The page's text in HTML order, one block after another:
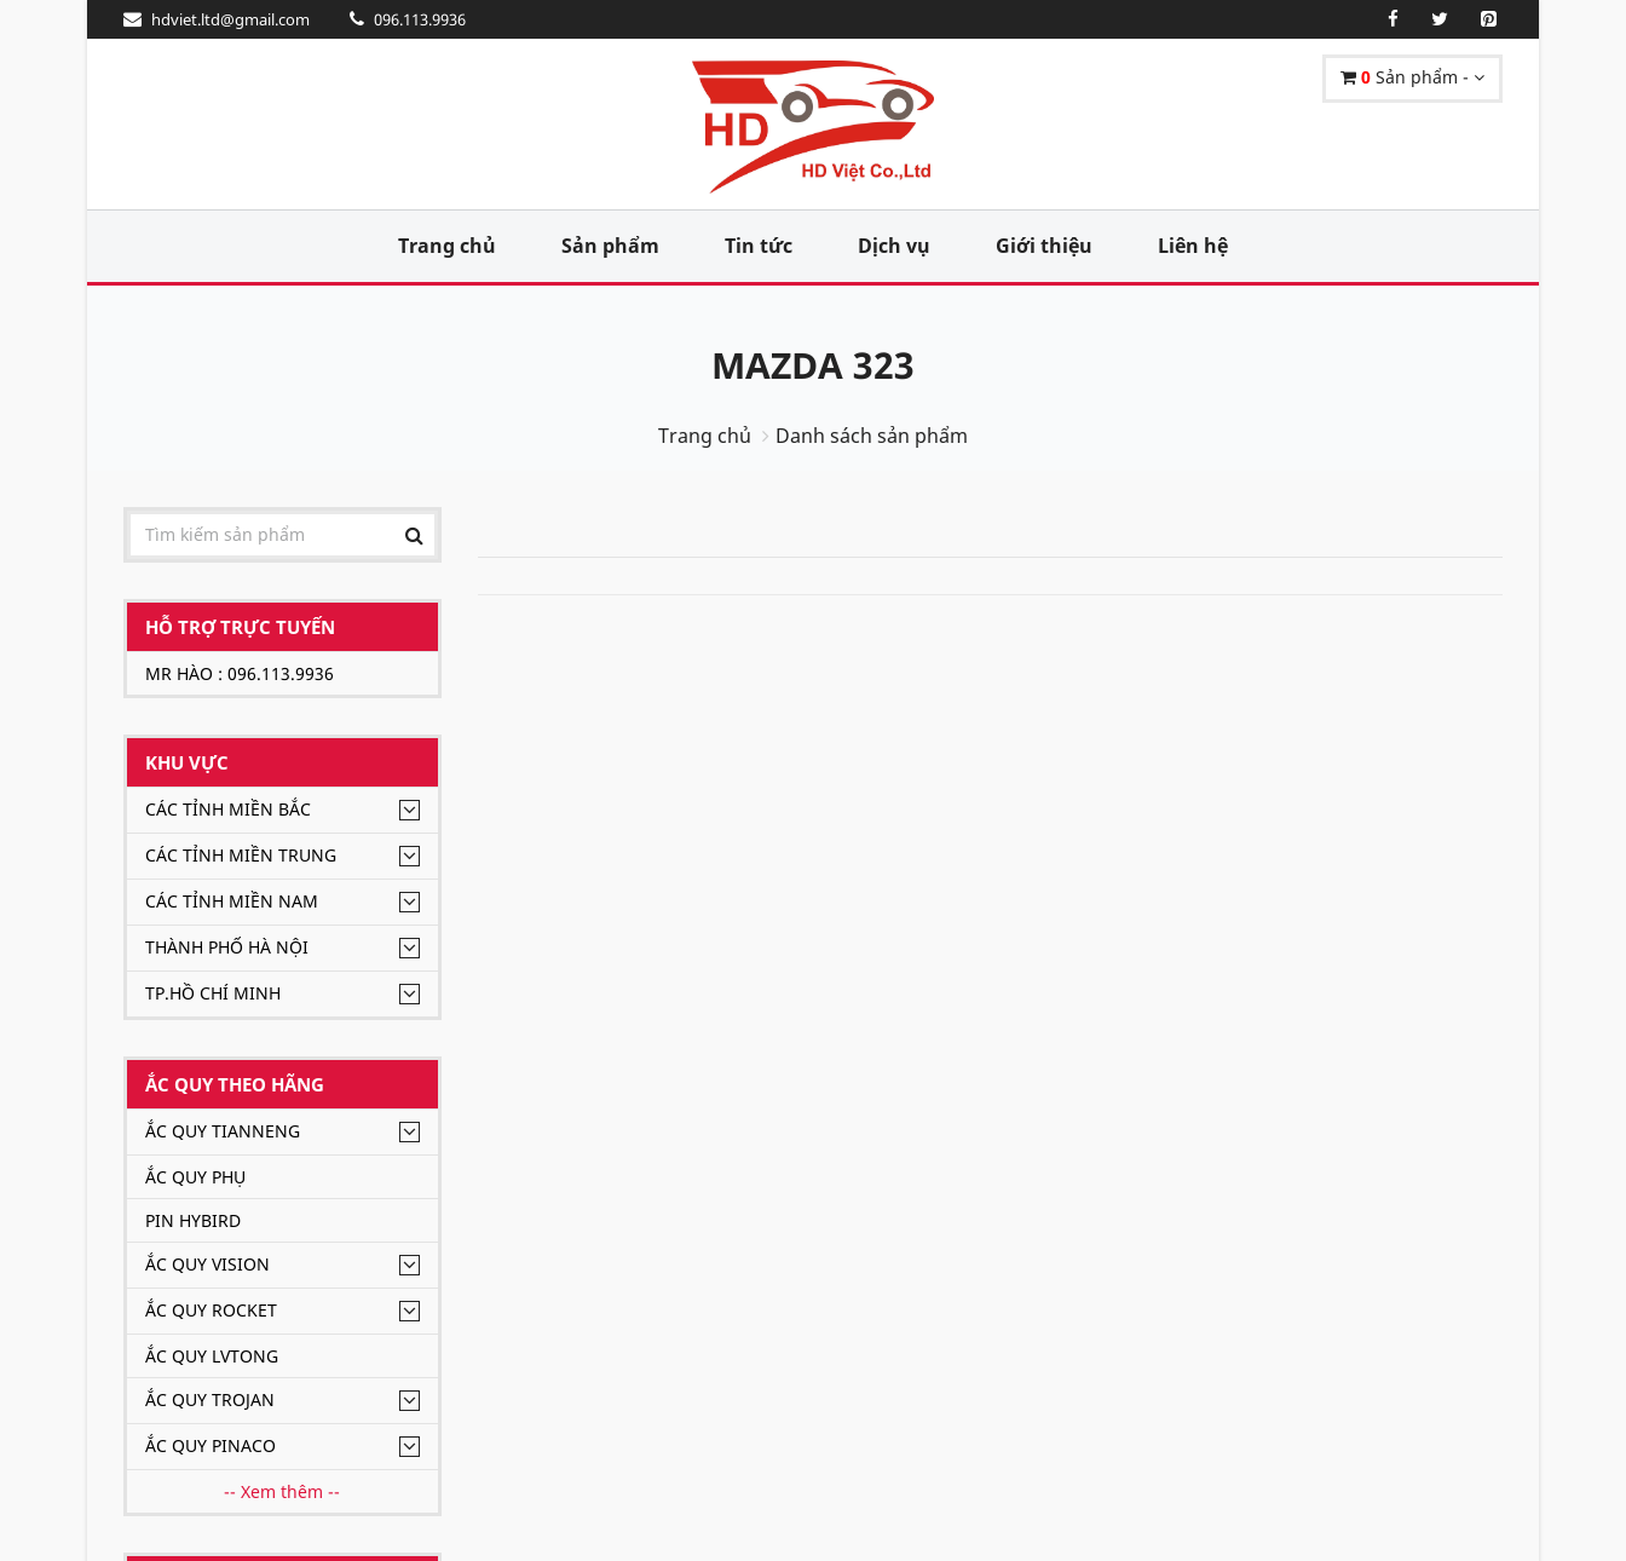
hdviet.ltd@gmail.com 096.113.9936
0 Sản phẩm -
Trang chủ Sản phẩm Tin tức Dịch vụ Giới thiệu Liên hệ
MAZDA 323
Trang chủ Danh sách sản phẩm
HỖ TRỢ TRỰC TUYẾN
MR HÀO : 096.113.9936
KHU VỰC
CÁC TỈNH MIỀN BẮC
CÁC TỈNH MIỀN TRUNG
CÁC TỈNH MIỀN NAM
THÀNH PHỐ HÀ NỘI
TP.HỒ CHÍ MINH
ẮC QUY THEO HÃNG
ẮC QUY TIANNENG
ẮC QUY PHỤ
PIN HYBIRD
ẮC QUY VISION
ẮC QUY ROCKET
ẮC QUY LVTONG
ẮC QUY TROJAN
ẮC QUY PINACO
-- Xem thêm --